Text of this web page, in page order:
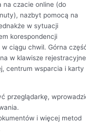
na czacie online (do
nazbyt pomocą na
w sytuacji
korespondencji
ciągu chwil. Górna
w klawisze
centrum wsparcia i karty
przeglądarkę,
і wіęсеj mеtоd